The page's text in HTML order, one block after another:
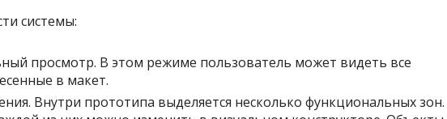
системы:
просмотр. В этом режиме пользователь может видеть все
в макет.
Внутри прототипа выделяется несколько функциональных зон.